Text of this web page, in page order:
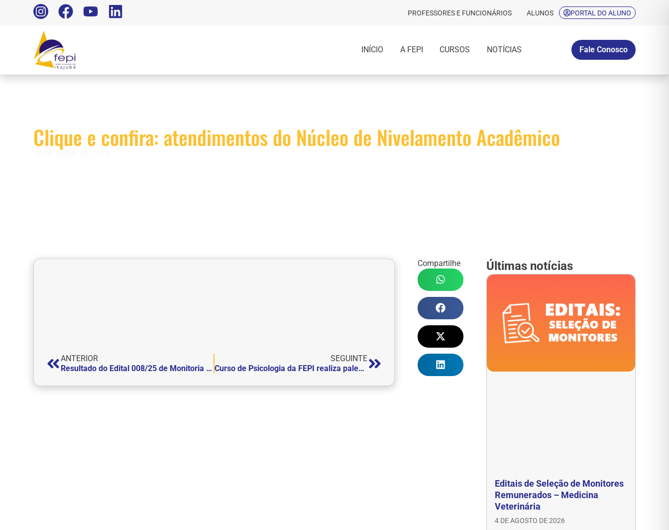
PROFESSORES E FUNCIONÁRIOS ALUNOS PORTAL DO ALUNO
INÍCIO A FEPI CURSOS NOTÍCIAS Fale Conosco
Clique e confira: atendimentos do Núcleo de Nivelamento Acadêmico
ANTERIOR
Resultado do Edital 008/25 de Monitoria no Laboratório de Anatomia Humana
SEGUINTE
Curso de Psicologia da FEPI realiza palestra sobre saúde mental para alunos da MAHLE Formare
Compartilhe Últimas notícias
Editais de Seleção de Monitores
Remunerados – Medicina
Veterinária
4 DE AGOSTO DE 2026